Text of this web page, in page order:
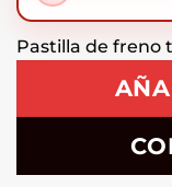
Pastilla de freno